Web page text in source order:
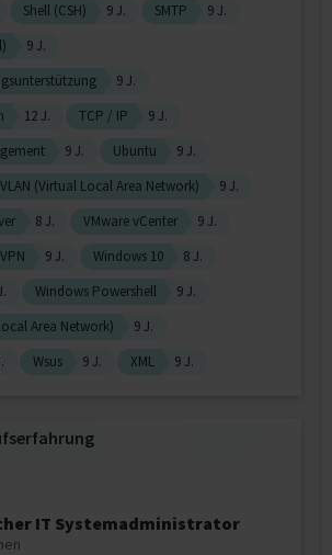
Shell (CSH) 9 J. SMTP
9 J.
9 J.
9 J.
12 J. TCP / IP
9 J.
9 J. Ubuntu
9 J.
VLAN (Virtual Local Area Network)
9 J.
8 J. VMware vCenter
9 J.
VPN 9 J. Windows 10
8 J.
Windows Powershell
9 J.
Area Network)
9 J.
Wsus 9 J. XML 9 J.
IT Systemadministrator